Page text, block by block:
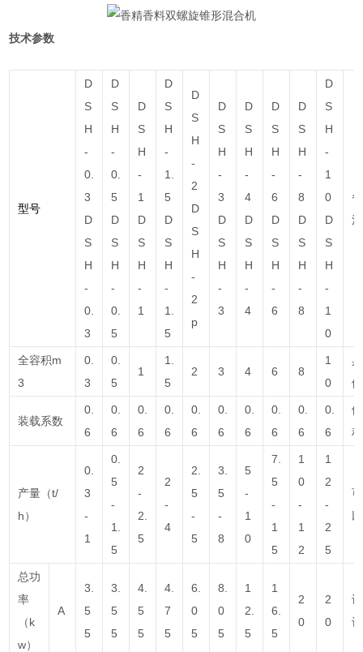
技术参数
型号
D
S
H
-
0.
3
D
S
H
-
0.
3
D
S
H
-
0.
5
D
S
H
-
0.
5
D
S
H
-
1
D
S
H
-
1
D
S
H
-
1.
5
D
S
H
-
1.
5
D
S
H
-
2
D
S
H
-
2
p
D
S
H
-
3
D
S
H
-
3
D
S
H
-
4
D
S
H
-
4
D
S
H
-
6
D
S
H
-
6
D
S
H
-
8
D
S
H
-
8
D
S
H
-
1
0
D
S
H
-
1
0
备
注
全容积m
3
0.
3
0.
5
1
1.
5
2 3 4 6 8
1
0
具
体
装载系数
0.
6
0.
6
0.
6
0.
6
0.
6
0.
6
0.
6
0.
6
0.
6
0.
6
体
积
产量（t/
h）
0.
3
-
1
0.
5
-
1.
5
2
-
2.
5
2
-
4
2.
5
-
5
3.
5
-
8
5
-
1
0
7.
5
-
1
5
1
0
-
1
2
1
2
-
2
5
可
以
总功
率
（k
w）
A
3.
5
5
3.
5
5
4.
5
5
4.
7
5
6.
0
5
8.
0
5
1
2.
5
1
6.
5
2
0
2
0
设
计